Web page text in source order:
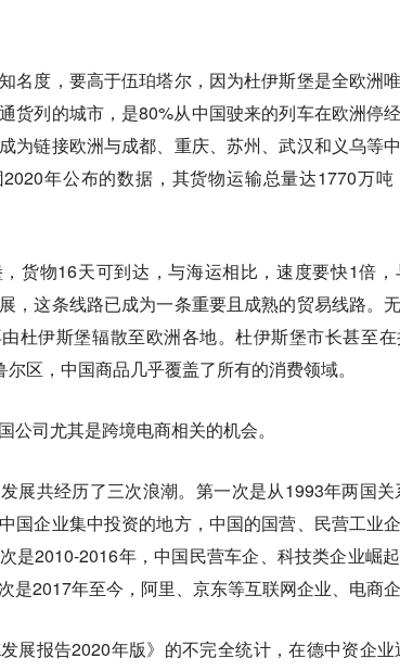
名度，要高于伍珀塔尔，因为杜伊斯堡是全欧洲
货列的城市，是80%从中国驶来的列车在欧洲停
为链接欧洲与成都、重庆、苏州、武汉和义乌等
年公布的数据，其货物运输总量达1770万
货物16天可到达，与海运相比，速度要快1倍
，这条线路已成为一条重要且成熟的贸易线路。
杜伊斯堡辐散至欧洲各地。杜伊斯堡市长甚至
尔区，中国商品几乎覆盖了所有的消费领域。
公司尤其是跨境电商相关的机会。
展共经历了三次浪潮。第一次是从1993年两国关
国企业集中投资的地方，中国的国营、民营工业
是2010-2016年，中国民营车企、科技类企业崛
是2017年至今，阿里、京东等互联网企业、电商
展报告2020年版》的不完全统计，在德中资企